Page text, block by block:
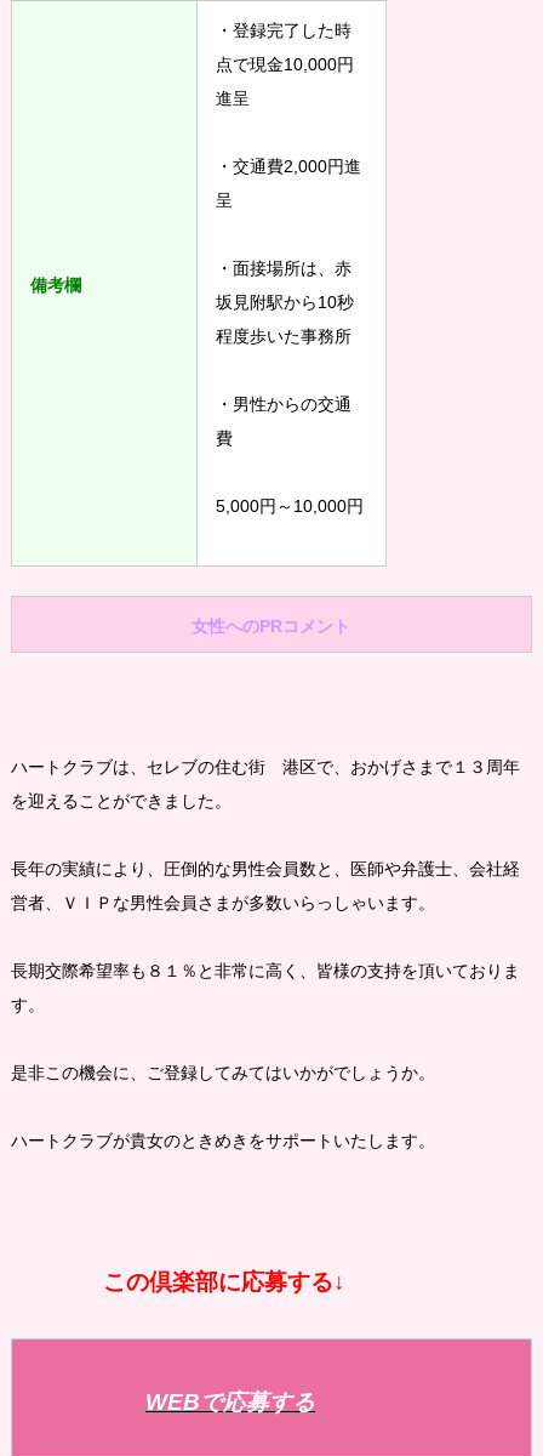
備考欄
・登録完了した時
点で現金10,000円
進呈
・交通費2,000円進
呈
・面接場所は、赤
坂見附駅から10秒
程度歩いた事務所
・男性からの交通
費
5,000円～10,000円
女性へのPRコメント
ハートクラブは、セレブの住む街 港区で、おかげさまで１３周年
を迎えることができました。
長年の実績により、圧倒的な男性会員数と、医師や弁護士、会社経
営者、ＶＩＰな男性会員さまが多数いらっしゃいます。
長期交際希望率も８１％と非常に高く、皆様の支持を頂いておりま
す。
是非この機会に、ご登録してみてはいかがでしょうか。
ハートクラブが貴女のときめきをサポートいたします。
この倶楽部に応募する↓
WEBで応募する